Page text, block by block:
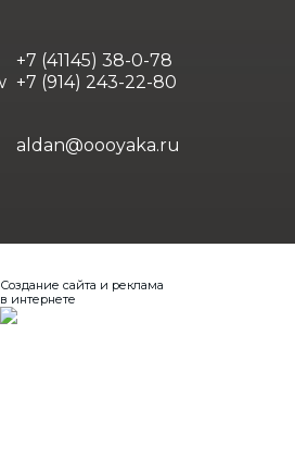
+7 (41145) 38-0-78
+7 (914) 243-22-80
aldan@oooyaka.ru
Создание сайта и реклама
в интернете